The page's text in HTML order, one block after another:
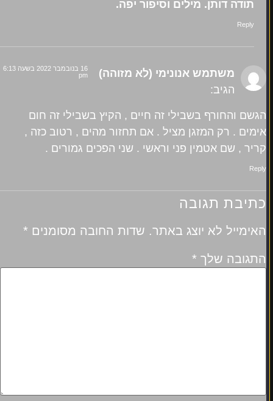
תודה דותן. מילים וסיפור יפה.
Reply
משתמש אנונימי (לא מזוהה)
הגיב:
16 בנובמבר 2022 בשעה 6:13
pm
הגשם והחורף בשבילי זה חיים , הקיץ בשבילי זה חום
אימים . רק המזגן מציל . אם תחזור מהים , רטוב כזה ,
קריר , שם אטמין פני וראשי . שני הפכים גמורים .
Reply
כתיבת תגובה
האימייל לא יוצג באתר. שדות החובה מסומנים *
התגובה שלך *